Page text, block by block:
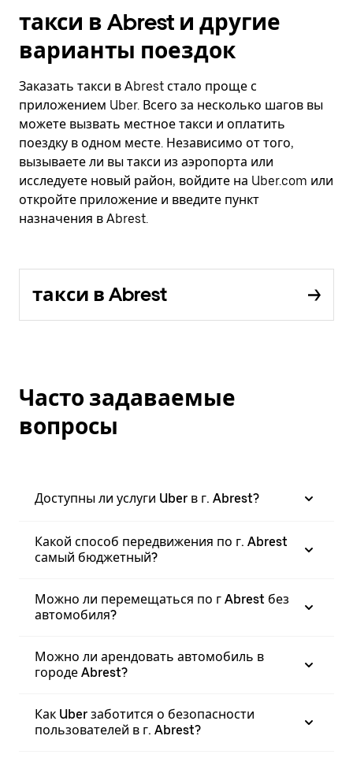
такси в Abrest и другие
варианты поездок
Заказать такси в Abrest стало проще с
приложением Uber. Всего за несколько шагов вы
можете вызвать местное такси и оплатить
поездку в одном месте. Независимо от того,
вызываете ли вы такси из аэропорта или
исследуете новый район, войдите на Uber.com или
откройте приложение и введите пункт
назначения в Abrest.
такси в Abrest
Часто задаваемые
вопросы
Доступны ли услуги Uber в г. Abrest?
Какой способ передвижения по г. Abrest
самый бюджетный?
Можно ли перемещаться по г Abrest без
автомобиля?
Можно ли арендовать автомобиль в
городе Abrest?
Как Uber заботится о безопасности
пользователей в г. Abrest?